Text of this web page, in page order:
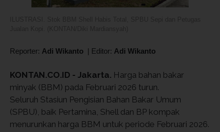
Reporter: Adi Wikanto | Editor: Adi Wikanto
KONTAN.CO.ID - Jakarta. Harga bahan bakar
minyak (BBM) pada Februari 2026 turun.
Seluruh Stasiun Pengisian Bahan Bakar Umum
(SPBU), baik Pertamina, Shell dan BP kompak
menurunkan harga BBM untuk periode Februari 2026.